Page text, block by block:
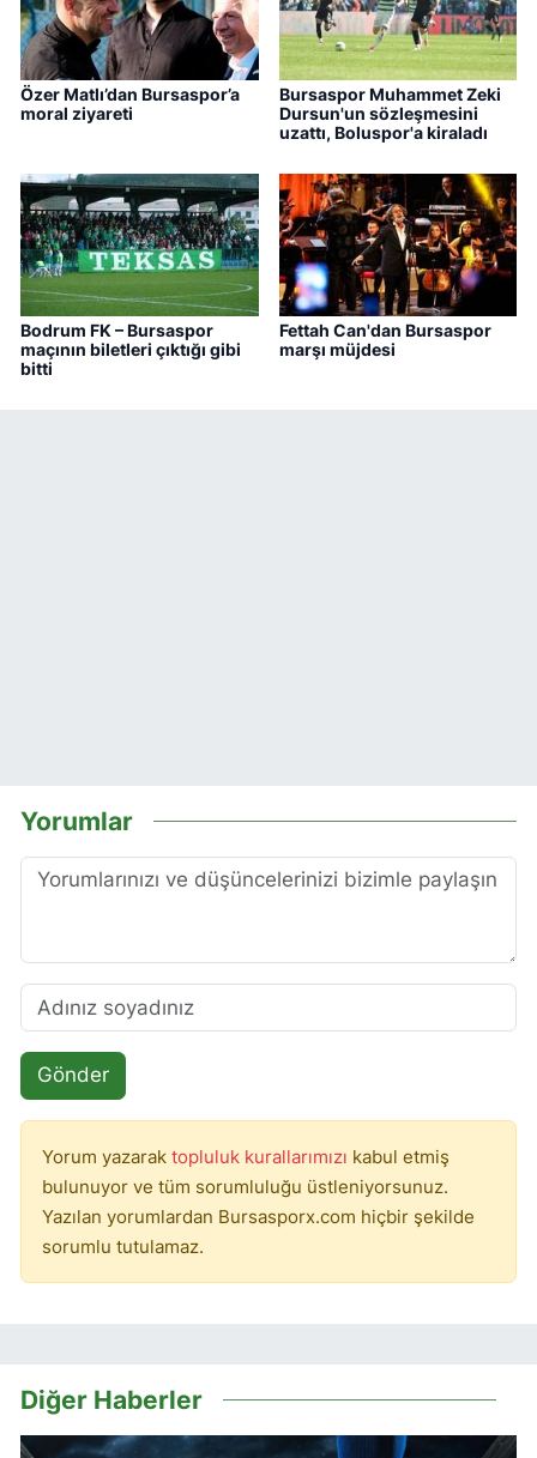
Özer Matlı’dan Bursaspor’a
moral ziyareti
Bursaspor Muhammet Zeki
Dursun'un sözleşmesini
uzattı, Boluspor'a kiraladı
Bodrum FK – Bursaspor
maçının biletleri çıktığı gibi
bitti
Fettah Can'dan Bursaspor
marşı müjdesi
Yorumlar
Gönder
Yorum yazarak topluluk kurallarımızı kabul etmiş
bulunuyor ve tüm sorumluluğu üstleniyorsunuz.
Yazılan yorumlardan Bursasporx.com hiçbir şekilde
sorumlu tutulamaz.
Diğer Haberler